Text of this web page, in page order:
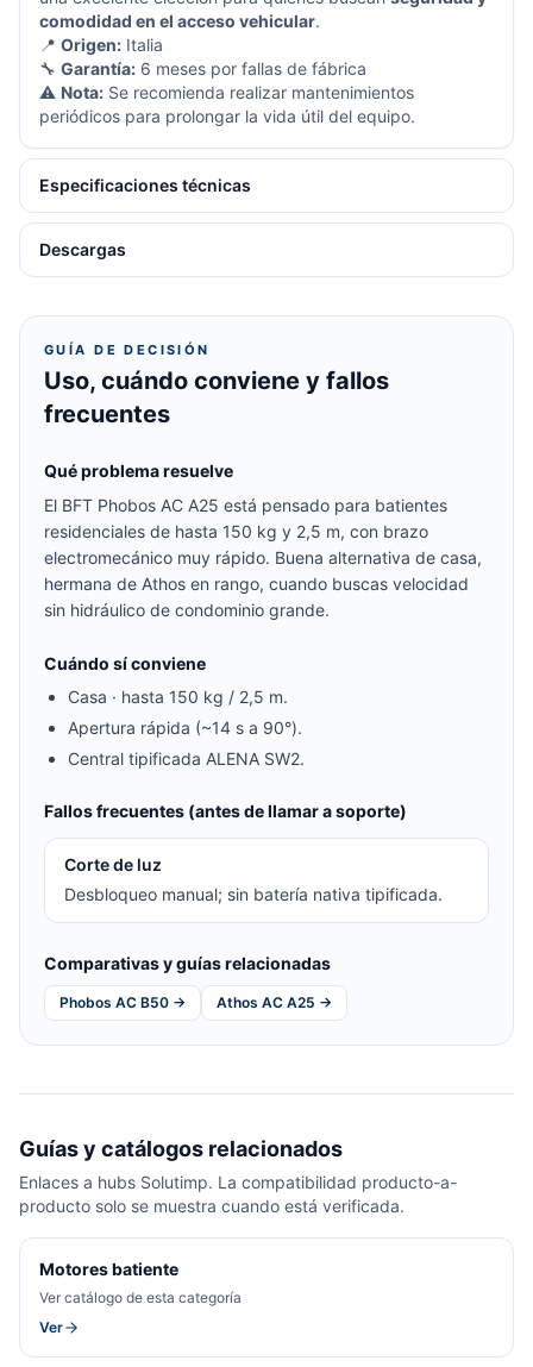
comodidad en el acceso vehicular.
📍 Origen: Italia
🔧 Garantía: 6 meses por fallas de fábrica
⚠ Nota: Se recomienda realizar mantenimientos
periódicos para prolongar la vida útil del equipo.
Especificaciones técnicas
Descargas
GUÍA DE DECISIÓN
Uso, cuándo conviene y fallos
frecuentes
Qué problema resuelve
El BFT Phobos AC A25 está pensado para batientes
residenciales de hasta 150 kg y 2,5 m, con brazo
electromecánico muy rápido. Buena alternativa de casa,
hermana de Athos en rango, cuando buscas velocidad
sin hidráulico de condominio grande.
Cuándo sí conviene
Casa · hasta 150 kg / 2,5 m.
Apertura rápida (~14 s a 90°).
Central tipificada ALENA SW2.
Fallos frecuentes (antes de llamar a soporte)
Corte de luz
Desbloqueo manual; sin batería nativa tipificada.
Comparativas y guías relacionadas
Phobos AC B50 → Athos AC A25 →
Guías y catálogos relacionados
Enlaces a hubs Solutimp. La compatibilidad producto-a-
producto solo se muestra cuando está verificada.
Motores batiente
Ver catálogo de esta categoría
Ver